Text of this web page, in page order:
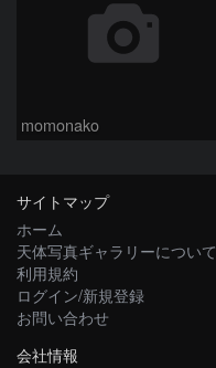
momonako
サイトマップ
ホーム
天体写真ギャラリーについて
利用規約
ログイン/新規登録
お問い合わせ
会社情報